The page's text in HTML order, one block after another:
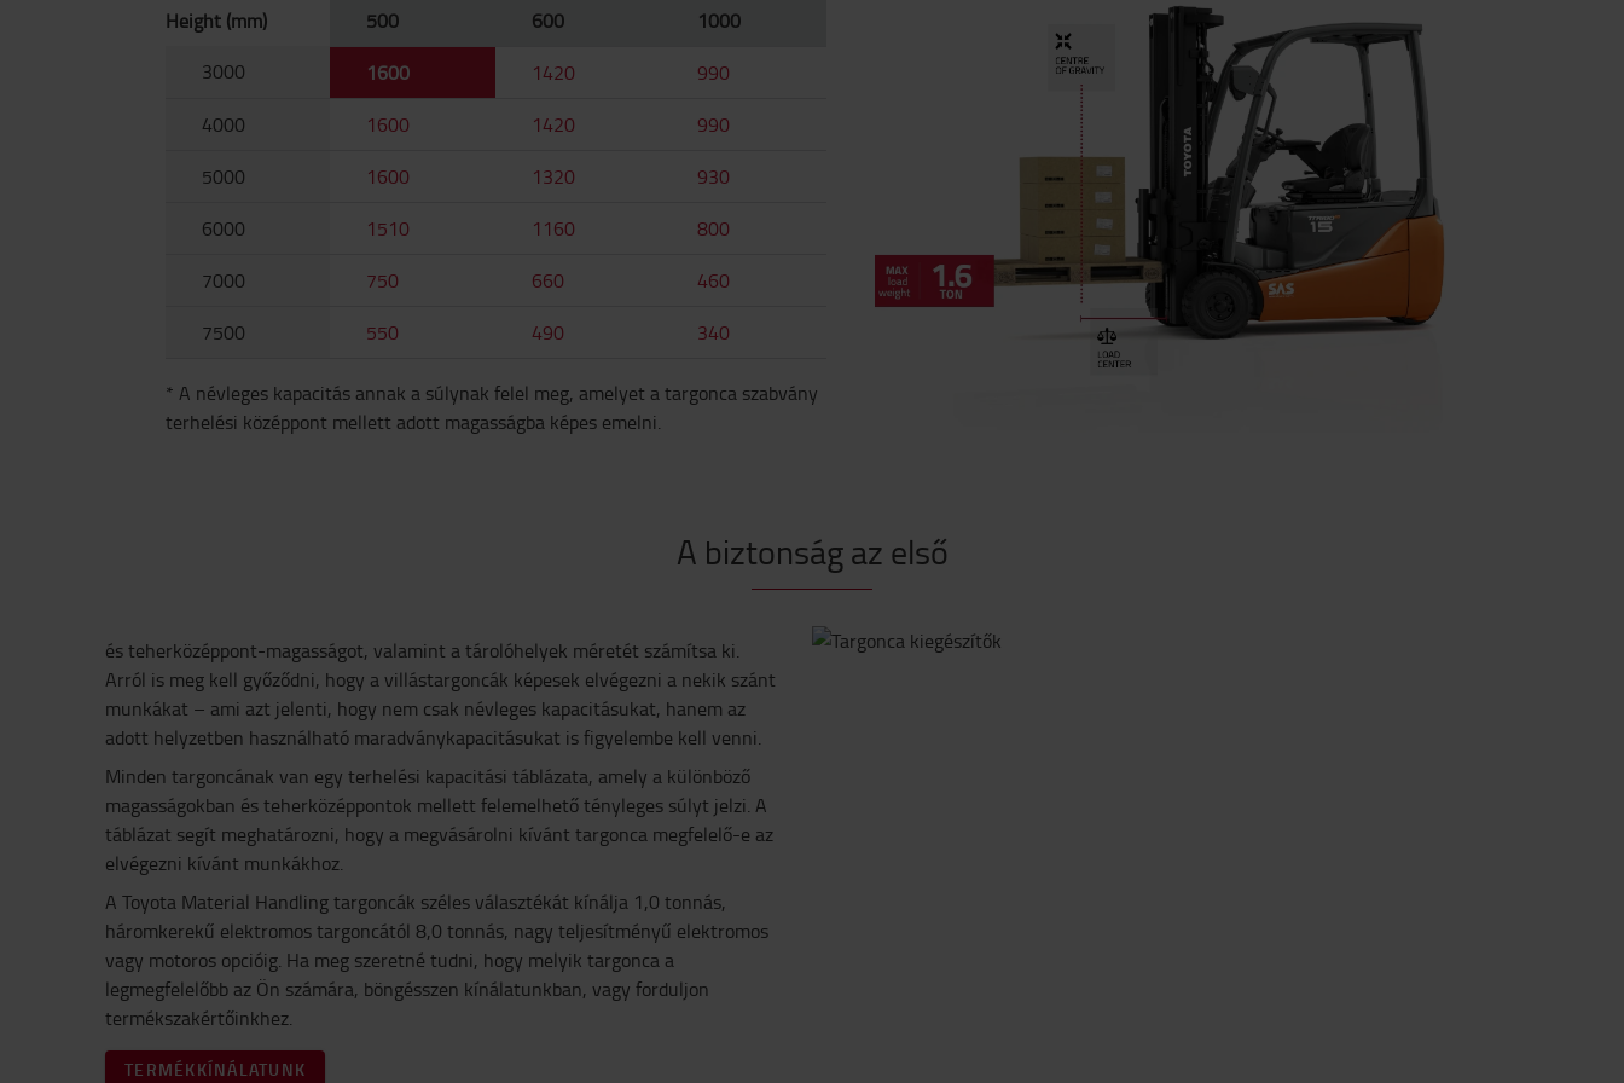
Height (mm)
500 600
1000
3000
1600 1420
990
4000
1600 1420
990
5000
1600 1320
930
6000
1510 1160
800
7000
750 660
460
7500
550 490 340
* A névleges kapacitás annak a súlynak felel meg, amelyet a targonca szabvány
terhelési középpont mellett adott magasságba képes emelni.
A biztonság az első
és teherközéppont-magasságot, valamint a tárolóhelyek méretét számítsa ki.
Arról is meg kell győződni, hogy a villástargoncák képesek elvégezni a nekik szánt
munkákat – ami azt jelenti, hogy nem csak névleges kapacitásukat, hanem az
adott helyzetben használható maradványkapacitásukat is figyelembe kell venni.
Minden targoncának van egy terhelési kapacitási táblázata, amely a különböző
magasságokban és teherközéppontok mellett felemelhető tényleges súlyt jelzi. A
táblázat segít meghatározni, hogy a megvásárolni kívánt targonca megfelelő-e az
elvégezni kívánt munkákhoz.
A Toyota Material Handling targoncák széles választékát kínálja 1,0 tonnás,
háromkerekű elektromos targoncától 8,0 tonnás, nagy teljesítményű elektromos
vagy motoros opcióig. Ha meg szeretné tudni, hogy melyik targonca a
legmegfelelőbb az Ön számára, böngésszen kínálatunkban, vagy forduljon
termékszakértőinkhez.
TERMÉKKÍNÁLATUNK